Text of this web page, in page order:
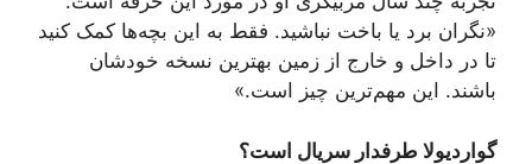
«نگران برد یا باخت نباشید. فقط به این بچه‌ها کمک کنید
تا در داخل و خارج از زمین بهترین نسخه خودشان
باشند. این مهم‌ترین چیز است.»
گواردیولا طرفدار سریال است؟